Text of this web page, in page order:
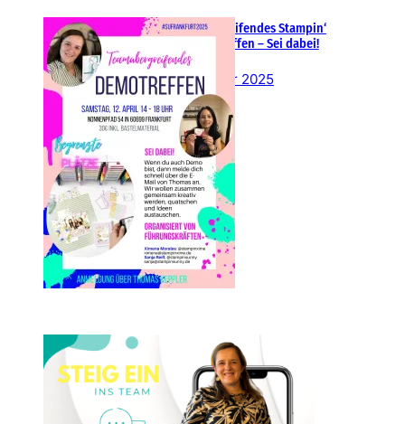
Teamübergreifendes Stampin‘
Up! Demotreffen – Sei dabei!
26. Februar 2025
Einsteigen 2025 im Team
Stampin‘ Sunny
23. Januar 2025